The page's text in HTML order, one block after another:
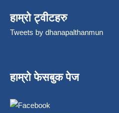
हाम्रो ट्वीटहरु
Tweets by dhanapalthanmun
हाम्रो फेसबुक पेज